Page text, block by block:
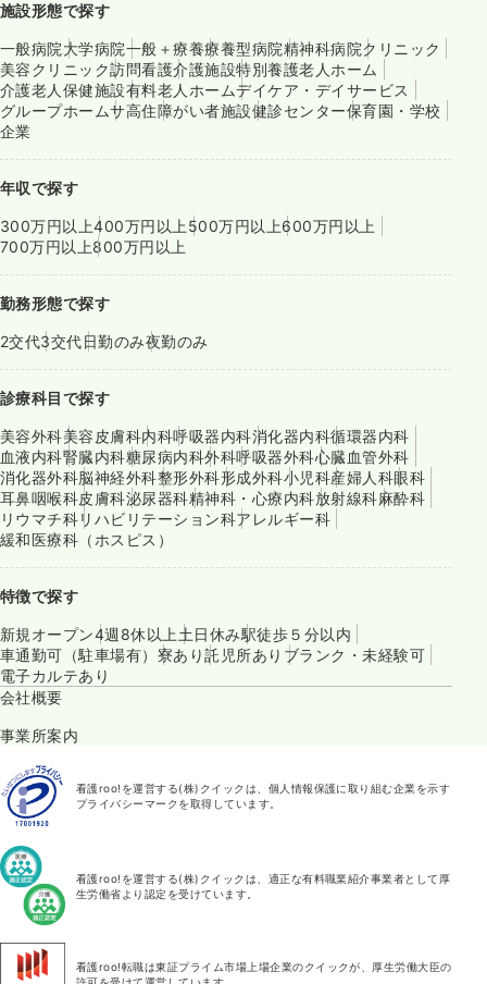
施設形態で探す
一般病院大学病院一般＋療養療養型病院精神科病院クリニック
美容クリニック訪問看護介護施設特別養護老人ホーム
介護老人保健施設有料老人ホームデイケア・デイサービス
グループホームサ高住障がい者施設健診センター保育園・学校
企業
年収で探す
300万円以上400万円以上 500万円以上600万円以上
700万円以上800万円以上
勤務形態で探す
2交代3交代日勤のみ夜勤のみ
診療科目で探す
美容外科美容皮膚科内科呼吸器内科消化器内科循環器内科
血液内科腎臓内科糖尿病内科外科呼吸器外科心臓血管外科
消化器外科脳神経外科整形外科形成外科小児科産婦人科眼科
耳鼻咽喉科皮膚科泌尿器科精神科・心療内科放射線科麻酔科
リウマチ科リハビリテーション科アレルギー科
緩和医療科（ホスピス）
特徴で探す
新規オープン4週8休以上 土日休み駅徒歩５分以内
車通勤可（駐車場有） 寮あり託児所あり ブランク・未経験可
電子カルテあり
会社概要
事業所案内
看護roo!を運営する(株)クイックは、個人情報保護に取り組む企業を示す
プライバシーマークを取得しています。
看護roo!を運営する(株)クイックは、適正な有料職業紹介事業者として厚
生労働省より認定を受けています。
看護roo!転職は東証プライム市場上場企業のクイックが、厚生労働大臣の